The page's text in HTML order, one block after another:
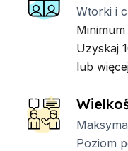
Wtorki i
Uzyskaj
lub
Poziom